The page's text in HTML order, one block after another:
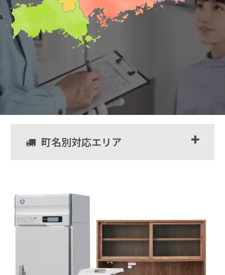
町名別対応エリア